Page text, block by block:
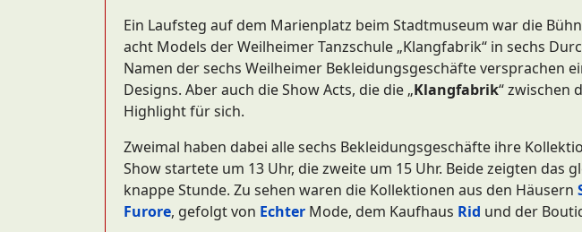
Ein Laufsteg auf dem Marienplatz beim Stadtmuseum war die
acht Models der Weilheimer Tanzschule „Klangfabrik“ in sechs
Namen der sechs Weilheimer Bekleidungsgeschäfte versprachen
Designs. Aber auch die Show Acts, die die „Klangfabrik“ zwischen
Highlight für sich.
Zweimal haben dabei alle sechs Bekleidungsgeschäfte ihre
Show startete um 13 Uhr, die zweite um 15 Uhr. Beide zeigten das
knappe Stunde. Zu sehen waren die Kollektionen aus den Häusern
Furore, gefolgt von Echter Mode, dem Kaufhaus Rid und der